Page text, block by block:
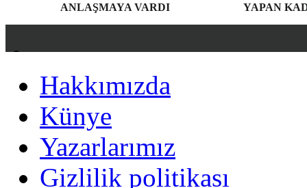
ANLAŞMAYA VARDI
YAPAN
Künye
Yazarlarımız
Gizlilik politikası
Hakkımızda
Künye
Yazarlarımız
Gizlilik politikası